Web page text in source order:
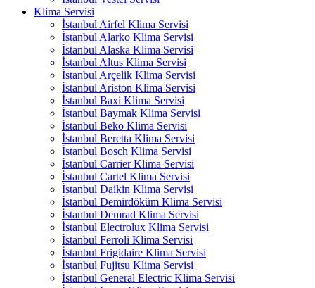
Klima Servisi
İstanbul Airfel Klima Servisi
İstanbul Alarko Klima Servisi
İstanbul Alaska Klima Servisi
İstanbul Altus Klima Servisi
İstanbul Arçelik Klima Servisi
İstanbul Ariston Klima Servisi
İstanbul Baxi Klima Servisi
İstanbul Baymak Klima Servisi
İstanbul Beko Klima Servisi
İstanbul Beretta Klima Servisi
İstanbul Bosch Klima Servisi
İstanbul Carrier Klima Servisi
İstanbul Cartel Klima Servisi
İstanbul Daikin Klima Servisi
İstanbul Demirdöküm Klima Servisi
İstanbul Demrad Klima Servisi
İstanbul Electrolux Klima Servisi
İstanbul Ferroli Klima Servisi
İstanbul Frigidaire Klima Servisi
İstanbul Fujitsu Klima Servisi
İstanbul General Electric Klima Servisi